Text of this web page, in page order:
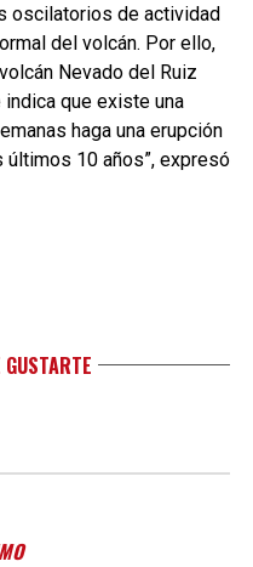
oscilatorios de actividad
del volcán. Por ello,
Nevado del Ruiz
indica que existe una
haga una erupción
últimos 10 años”, expresó